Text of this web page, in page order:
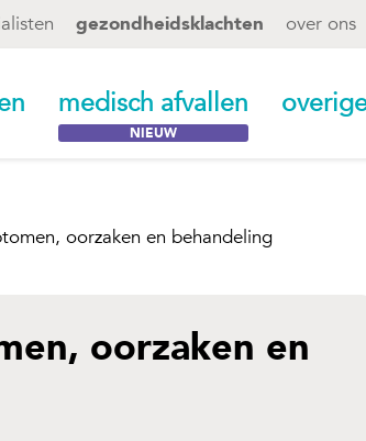
gezondheidsklachten over ons
medisch afvallen
oorzaken en behandeling
oorzaken en